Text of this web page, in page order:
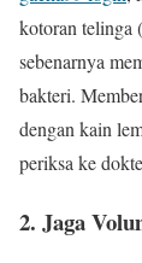
kotoran telinga
sebenarnya
bakteri.
dengan kain
periksa ke
2. Jaga